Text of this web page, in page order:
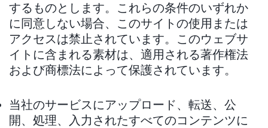
するものとします。これらの条件のいずれか
に同意しない場合、このサイトの使用または
アクセスは禁止されています。このウェブサ
イトに含まれる素材は、適用される著作権法
および商標法によって保護されています。
当社のサービスにアップロード、転送、公
開、処理、入力されたすべてのコンテンツに